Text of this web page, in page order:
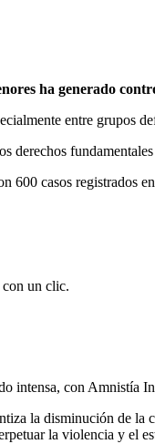
ha generado
entre grupos
derechos
casos registrados
un clic.
intensa, con Amnistía
la disminución de
la violencia y el